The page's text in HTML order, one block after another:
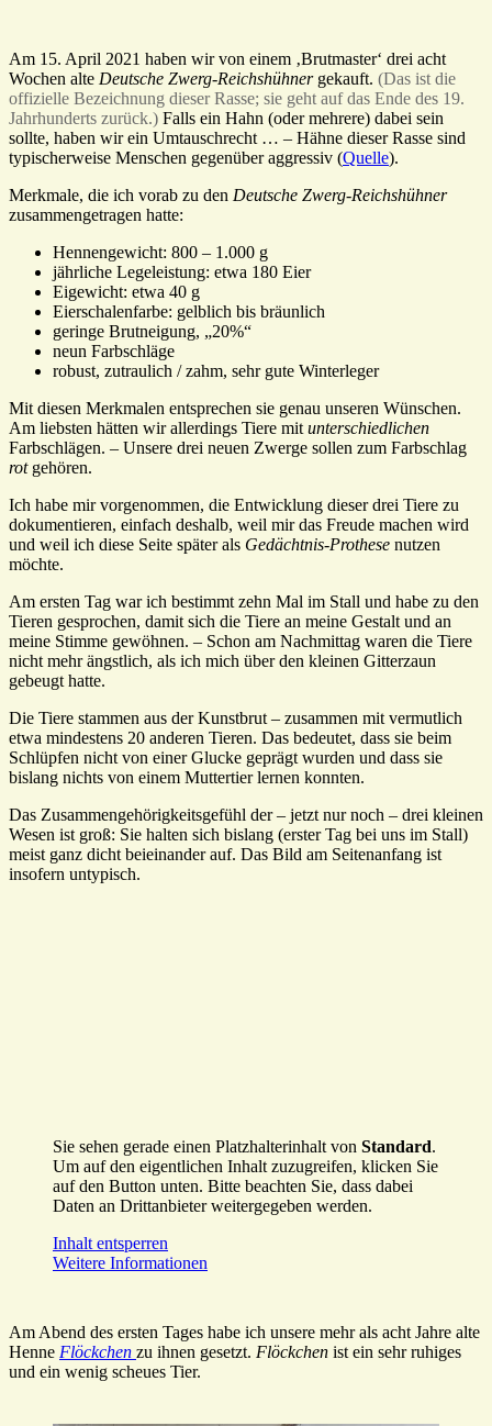
Am 15. April 2021 haben wir von einem ‚Brutmaster‘ drei acht
Wochen alte Deutsche Zwerg-Reichshühnergekauft. (Das ist die
offizielle Bezeichnung dieser Rasse; sie geht auf das Ende des 19.
Jahrhunderts zurück.) Falls ein Hahn (oder mehrere) dabei sein
sollte, haben wir ein Umtauschrecht … – Hähne dieser Rasse sind
typischerweise Menschen gegenüber aggressiv (Quelle).
Merkmale, die ich vorab zu den Deutsche Zwerg-Reichshühner
zusammengetragen hatte:
Hennengewicht: 800 – 1.000 g
jährliche Legeleistung: etwa 180 Eier
Eigewicht: etwa 40 g
Eierschalenfarbe: gelblich bis bräunlich
geringe Brutneigung, „20%“
neun Farbschläge
robust, zutraulich / zahm, sehr gute Winterleger
Mit diesen Merkmalen entsprechen sie genau unseren Wünschen.
Am liebsten hätten wir allerdings Tiere mit unterschiedlichen
Farbschlägen. – Unsere drei neuen Zwerge sollen zum Farbschlag
rot gehören.
Ich habe mir vorgenommen, die Entwicklung dieser drei Tiere zu
dokumentieren, einfach deshalb, weil mir das Freude machen wird
und weil ich diese Seite später als Gedächtnis-Prothese nutzen
möchte.
Am ersten Tag war ich bestimmt zehn Mal im Stall und habe zu den
Tieren gesprochen, damit sich die Tiere an meine Gestalt und an
meine Stimme gewöhnen. – Schon am Nachmittag waren die Tiere
nicht mehr ängstlich, als ich mich über den kleinen Gitterzaun
gebeugt hatte.
Die Tiere stammen aus der Kunstbrut – zusammen mit vermutlich
etwa mindestens 20 anderen Tieren. Das bedeutet, dass sie beim
Schlüpfen nicht von einer Glucke geprägt wurden und dass sie
bislang nichts von einem Muttertier lernen konnten.
Das Zusammengehörigkeitsgefühl der – jetzt nur noch – drei kleinen
Wesen ist groß: Sie halten sich bislang (erster Tag bei uns im Stall)
meist ganz dicht beieinander auf. Das Bild am Seitenanfang ist
insofern untypisch.
Sie sehen gerade einen Platzhalterinhalt von Standard.
Um auf den eigentlichen Inhalt zuzugreifen, klicken Sie
auf den Button unten. Bitte beachten Sie, dass dabei
Daten an Drittanbieter weitergegeben werden.
Inhalt entsperren
Weitere Informationen
Am Abend des ersten Tages habe ich unsere mehr als acht Jahre alte
Henne Flöckchen zu ihnen gesetzt. Flöckchen ist ein sehr ruhiges
und ein wenig scheues Tier.